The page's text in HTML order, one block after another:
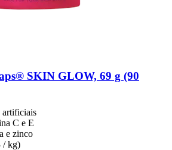
SKIN GLOW, 69 g (90
artificiais
C e E
e zinco
/ kg)